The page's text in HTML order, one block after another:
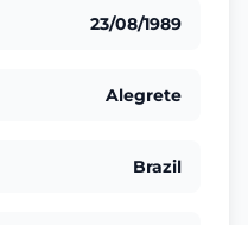
23/08/1989
Alegrete
Brazil